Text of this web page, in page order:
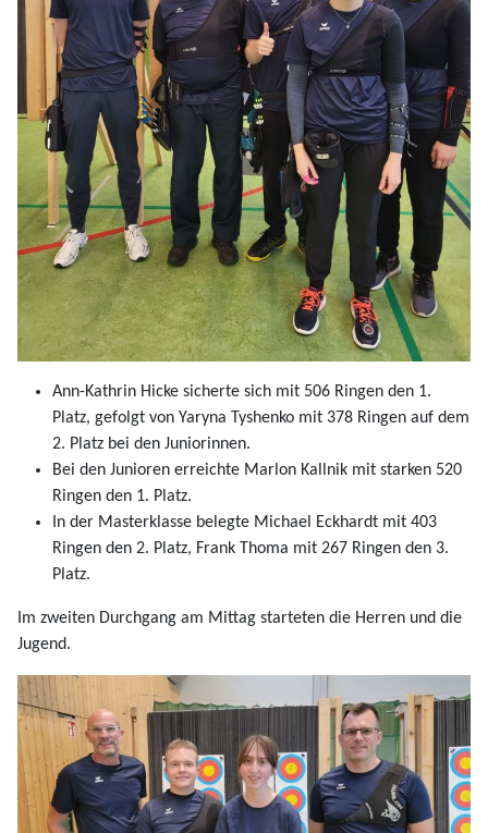
Ann-Kathrin Hicke sicherte sich mit 506 Ringen den 1.
Platz, gefolgt von Yaryna Tyshenko mit 378 Ringen auf dem
2. Platz bei den Juniorinnen.
Bei den Junioren erreichte Marlon Kallnik mit starken 520
Ringen den 1. Platz.
In der Masterklasse belegte Michael Eckhardt mit 403
Ringen den 2. Platz, Frank Thoma mit 267 Ringen den 3.
Platz.
Im zweiten Durchgang am Mittag starteten die Herren und die
Jugend.